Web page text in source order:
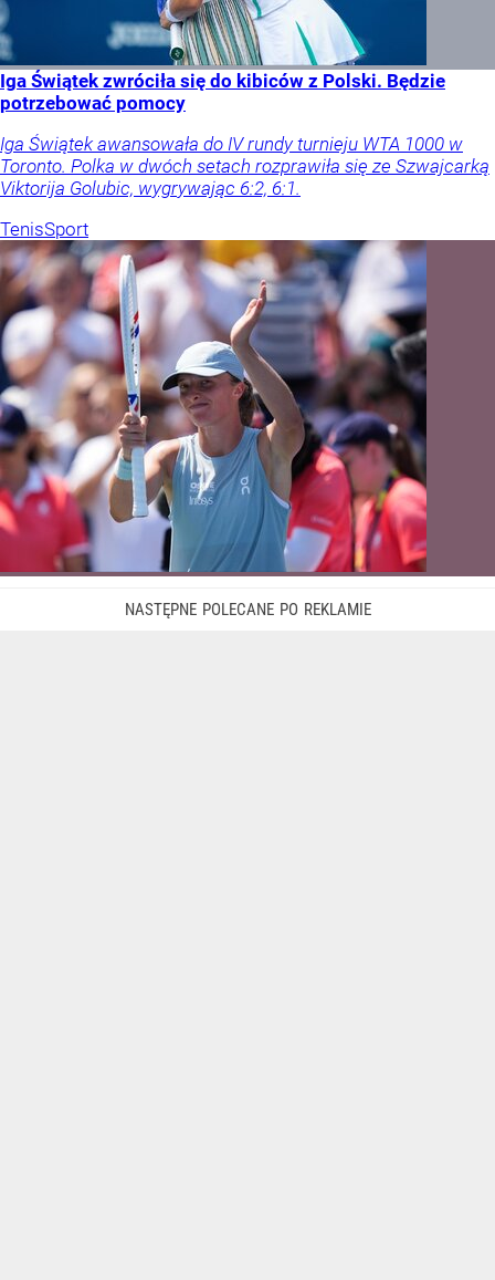
Iga Świątek zwróciła się do kibiców z Polski. Będzie
potrzebować pomocy
Iga Świątek awansowała do IV rundy turnieju WTA 1000 w
Toronto. Polka w dwóch setach rozprawiła się ze Szwajcarką
Viktorija Golubic, wygrywając 6:2, 6:1.
TenisSport